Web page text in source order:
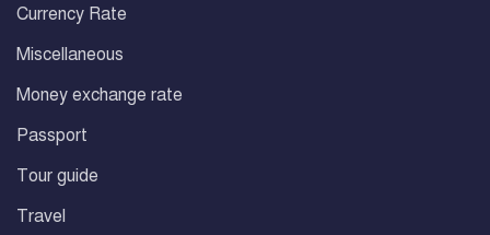
Currency Rate
Miscellaneous
Money exchange rate
Passport
Tour guide
Travel